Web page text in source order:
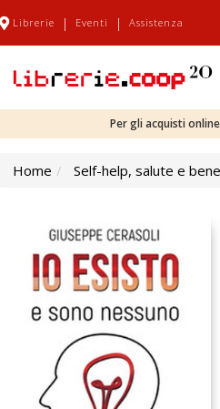
Librerie | Eventi | Assistenza
Per gli acquisti
Home Self-help, salute e